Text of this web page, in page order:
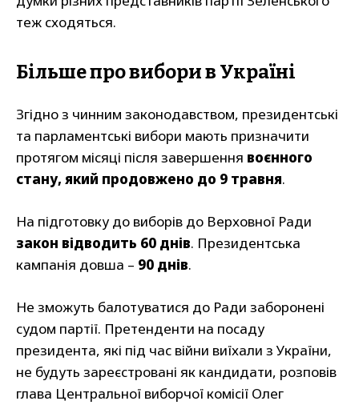
теж сходяться.
Більше про вибори в Україні
Згідно з чинним законодавством, президентські
та парламентські вибори мають призначити
протягом місяці після завершення воєнного
стану, який продовжено до 9 травня.
На підготовку до виборів до Верховної Ради
закон відводить 60 днів. Президентська
кампанія довша – 90 днів.
Не зможуть балотуватися до Ради заборонені
судом партії. Претенденти на посаду
президента, які під час війни виїхали з України,
не будуть зареєстровані як кандидати, розповів
глава Центральної виборчої комісії Олег